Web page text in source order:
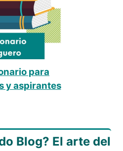
para
y aspirantes
Blog? El arte del